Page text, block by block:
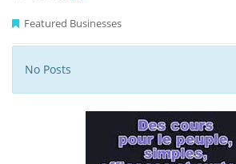
Featured Businesses
No Posts